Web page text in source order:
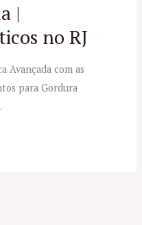
|
no RJ
Avançada com as
para Gordura